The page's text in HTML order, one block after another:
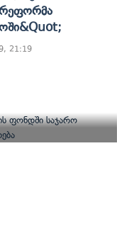
Რეფორმა
21:19